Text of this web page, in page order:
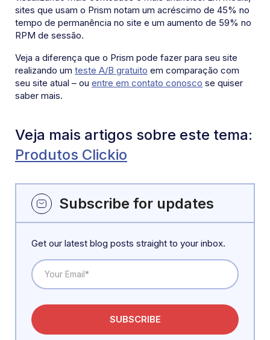
sites que usam o Prism notam um acréscimo de 45% no
tempo de permanência no site e um aumento de 59% no
RPM de sessão.
Veja a diferença que o Prism pode fazer para seu site
realizando um teste A/B gratuito em comparação com
seu site atual – ou entre em contato conosco se quiser
saber mais.
Veja mais artigos sobre este tema:
Produtos Clickio
Subscribe for updates
Get our latest blog posts straight to your inbox.